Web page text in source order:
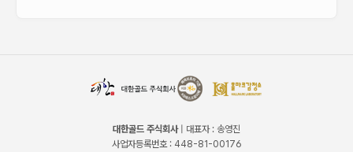
대한골드 주식회사| 대표자 : 송영진
사업자등록번호 : 448-81-00176